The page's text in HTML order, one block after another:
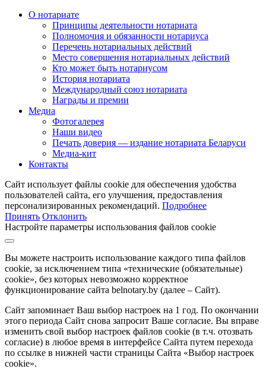
О нотариате
Принципы деятельности нотариата
Полномочия и обязанности нотариуса
Перечень нотариальных действий
Место совершения нотариальных действий
Кто может быть нотариусом
История нотариата
Международный союз нотариата
Награды и премии
Медиа
Фотогалерея
Наши видео
Печать доверия — издание нотариата Беларуси
Медиа-кит
Контакты
Сайт использует файлы cookie для обеспечения удобства
пользователей сайта, его улучшения, предоставления
персонализированных рекомендаций. Подробнее
Принять Отклонить
Настройте параметры использования файлов cookie
Вы можете настроить использование каждого типа файлов
cookie, за исключением типа «технические (обязательные)
cookie», без которых невозможно корректное
функционирование сайта belnotary.by (далее – Сайт).
Сайт запоминает Ваш выбор настроек на 1 год. По окончании
этого периода Сайт снова запросит Ваше согласие. Вы вправе
изменить свой выбор настроек файлов cookie (в т.ч. отозвать
согласие) в любое время в интерфейсе Сайта путем перехода
по ссылке в нижней части страницы Сайта «Выбор настроек
cookie».